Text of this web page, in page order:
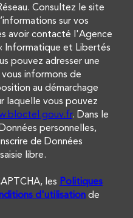
Consultez le site
sur vos
avoir contacté l'Agence
Informatique et Libertés
pouvez adresser une
informons de
au démarchage
laquelle vous pouvez
. Dans le
personnelles,
de Données
libre.
les Politiques
d'utilisation de